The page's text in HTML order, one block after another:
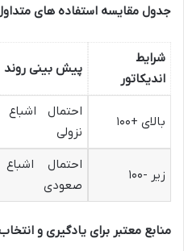
جدول مقایسه استفاده های
شرایط
اندیکاتور
پیش بینی روند
بالای +۱۰۰
احتمال
نزولی
زیر -۱۰۰
احتمال
صعودی
منابع معتبر برای یادگیری و انتخاب